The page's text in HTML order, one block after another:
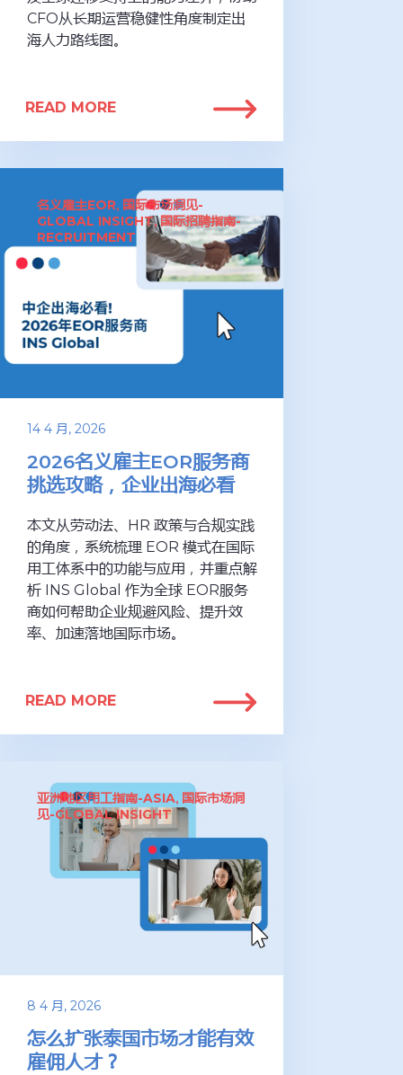
CFO从长期运营稳健性角度制定出
海人力路线图。
READ MORE
名义雇主EOR, 国际市场洞见-
GLOBAL INSIGHT,国际招聘指南-
RECRUITMENT
14 4 月, 2026
2026名义雇主EOR服务商
挑选攻略，企业出海必看
本文从劳动法、HR 政策与合规实践
的角度，系统梳理 EOR 模式在国际
用工体系中的功能与应用，并重点解
析 INS Global 作为全球 EOR服务
商如何帮助企业规避风险、提升效
率、加速落地国际市场。
READ MORE
亚洲地区用工指南-ASIA, 国际市场洞
见-GLOBAL INSIGHT
8 4 月, 2026
怎么扩张泰国市场才能有效
雇佣人才？